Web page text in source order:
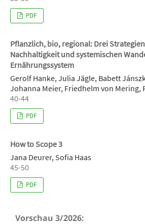
PDF
Pflanzlich, bio, regional: Drei
Nachhaltigkeit und systemischen
Ernährungssystem
Gerolf Hanke, Julia Jägle, Babett
Johanna Meier, Friedhelm von Mering,
40-44
PDF
How to Scope 3
Jana Deurer, Sofia Haas
45-50
PDF
Vorschau 3/2026: